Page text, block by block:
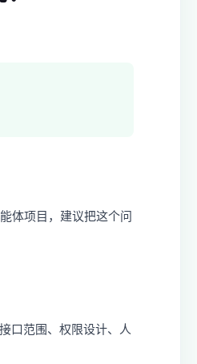
体项目，建议把这个问
口范围、权限设计、人